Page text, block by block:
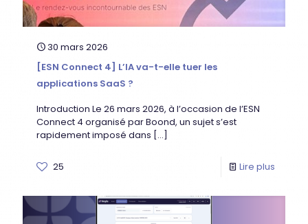
30 mars 2026
[ESN Connect 4] L’IA va-t-elle tuer les
applications SaaS ?
Introduction Le 26 mars 2026, à l’occasion de l’ESN
Connect 4 organisé par Boond, un sujet s’est
rapidement imposé dans […]
25 Lire plus